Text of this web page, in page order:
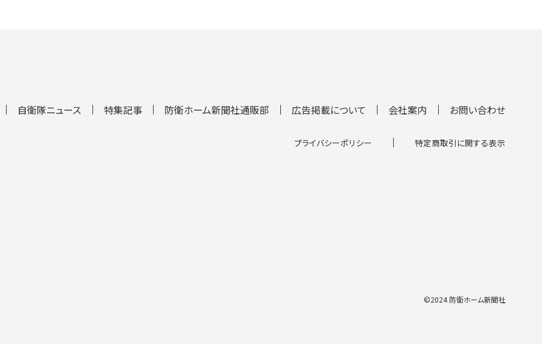
イラク派遣を終えて
都城駐屯地業務隊 2陸曹 大寺優治
自衛隊ニュース 特集記事 防衛ホーム新聞社通販部 広告掲載について 会社案内 お問い合わせ
プライバシーポリシー 特定商取引に関する表示
©2024 防衛ホーム新聞社